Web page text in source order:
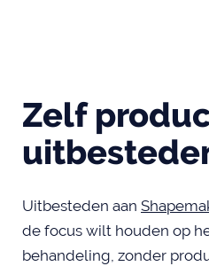
Zelf
Uitbesteden aan
de focus wilt houden op
behandeling, zonder